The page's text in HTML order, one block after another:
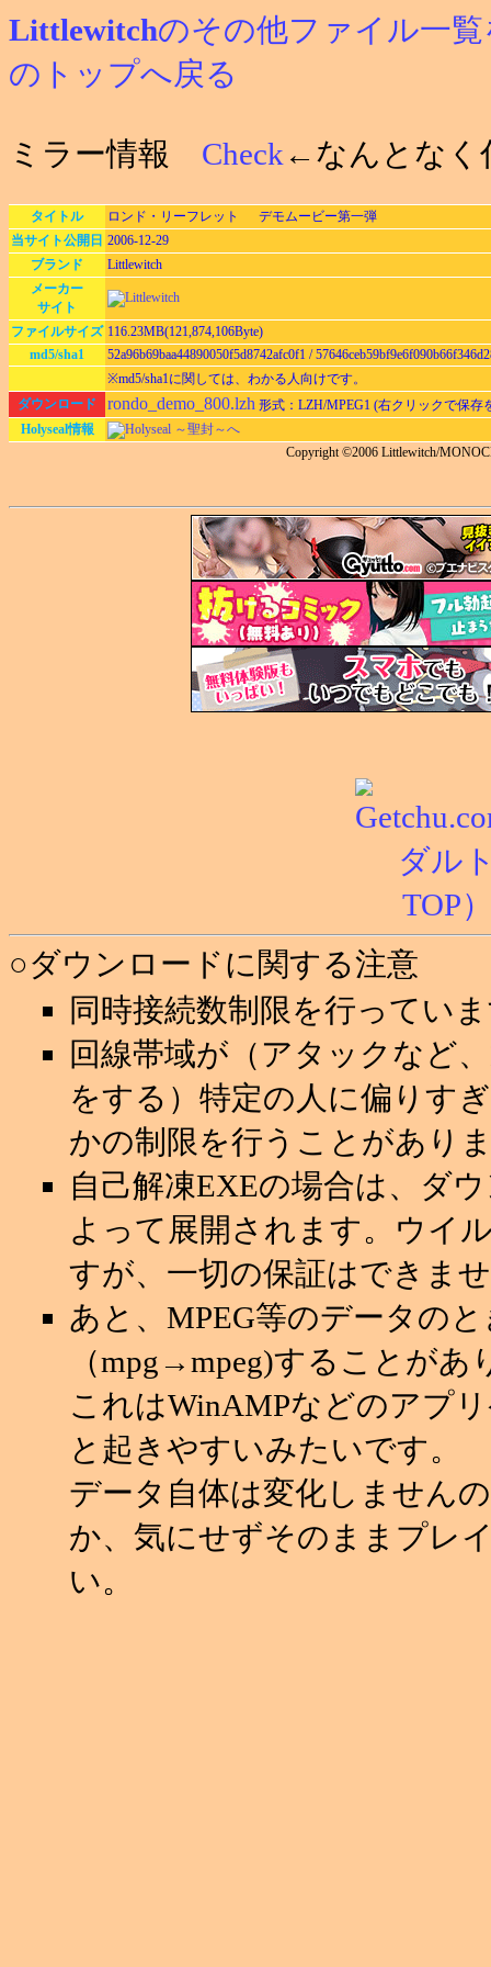
Littlewitchのその他ファイル一
のトップへ戻る
ミラー情報 Check ←なんとなく
タイトル
ロンド・リーフレット デモムービー第一弾
当サイト公開日 2006-12-29
ブランド
Littlewitch
メーカー
サイト
ファイルサイズ 116.23MB(121,874,106Byte)
md5/sha1
52a96b69baa44890050f5d8742afc0f1 /
※md5/sha1に関しては、わかる人向けです。
ダウンロード
rondo_demo_800.lzh 形式：LZH/MPEG1 (右クリックで保存
Holyseal情報
Holyseal ～聖封～へ
Copyright ©2006 Littlewitch/
○ダウンロードに関する注意
同時接続数制限を行ってい
回線帯域が（アタックなど
をする）特定の人に偏りす
かの制限を行うことがあり
自己解凍EXEの場合は、ダ
よって展開されます。ウイ
すが、一切の保証はできま
あと、MPEG等のデータの
（mpg→mpeg)することがあ
これはWinAMPなどのアプ
と起きやすいみたいです。
データ自体は変化しません
か、気にせずそのままプレ
い。